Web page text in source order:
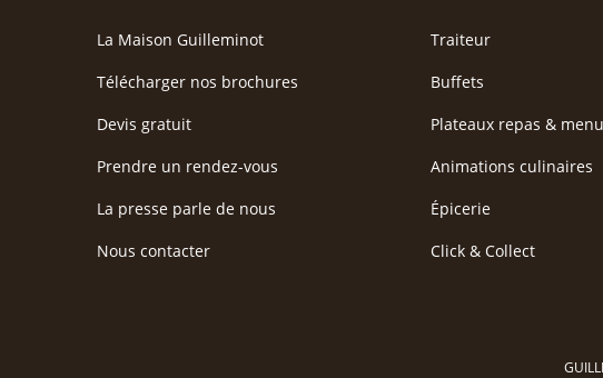
La Maison Guilleminot
Télécharger nos brochures
Devis gratuit
Prendre un rendez-vous
La presse parle de nous
Nous contacter
Traiteur
Buffets
Plateaux repas &
Animations culinaires
Épicerie
Click & Collect